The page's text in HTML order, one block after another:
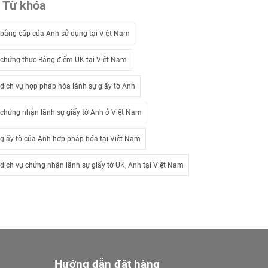
Từ khóa
bằng cấp của Anh sử dụng tại Việt Nam
chứng thực Bảng điểm UK tại Việt Nam
dịch vụ hợp pháp hóa lãnh sự giấy tờ Anh
chứng nhận lãnh sự giấy tờ Anh ở Việt Nam
giấy tờ của Anh hợp pháp hóa tại Việt Nam
dịch vụ chứng nhận lãnh sự giấy tờ UK, Anh tại Việt Nam
Hướng dẫn đặt hàng